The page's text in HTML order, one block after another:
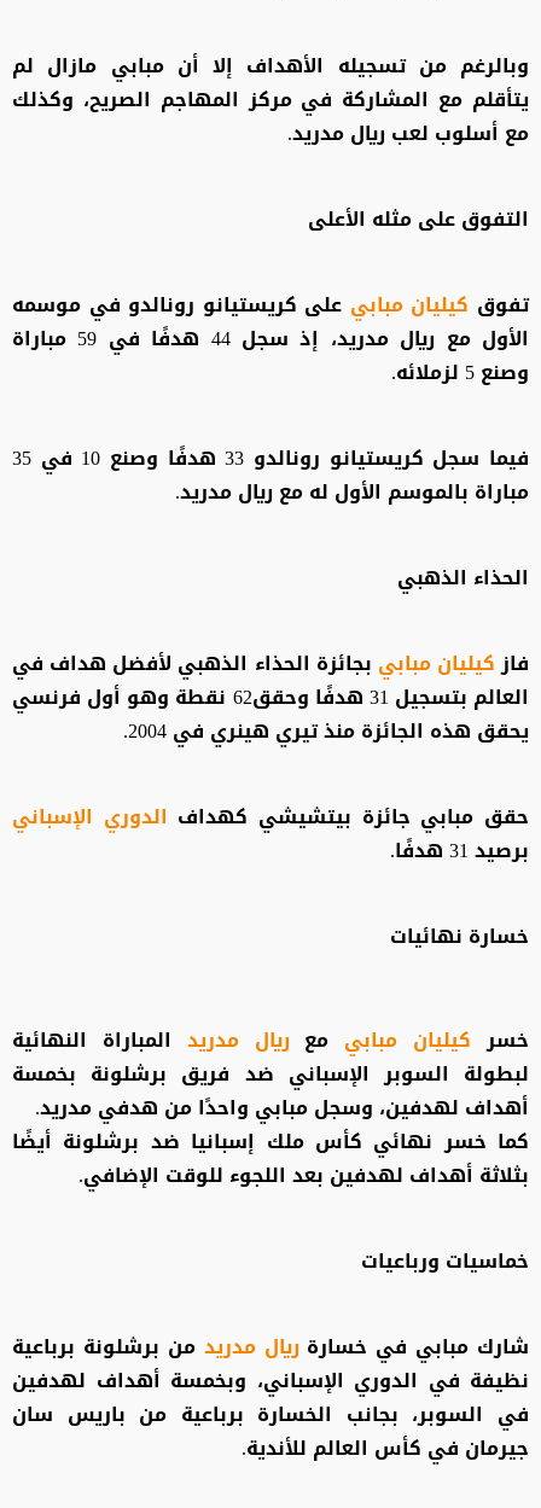
وبالرغم من تسجيله الأهداف إلا أن مبابي مازال لم
يتأقلم مع المشاركة في مركز المهاجم الصريح، وكذلك
مع أسلوب لعب ريال مدريد.
التفوق على مثله الأعلى
تفوق كيليان مبابي على كريستيانو رونالدو في موسمه
الأول مع ريال مدريد، إذ سجل 44 هدفًا في 59 مباراة
وصنع 5 لزملائه.
فيما سجل كريستيانو رونالدو 33 هدفًا وصنع 10 في 35
مباراة بالموسم الأول له مع ريال مدريد.
الحذاء الذهبي
فازكيليان مبابي بجائزة الحذاء الذهبي لأفضل هداف في
العالم بتسجيل 31 هدفًا وحقق62 نقطة وهو أول فرنسي
يحقق هذه الجائزة منذ تيري هينري في 2004.
حقق مبابي جائزة بيتشيشي كهداف الدوري الإسباني
برصيد 31 هدفًا.
خسارة نهائيات
خسركيليان مبابي مع ريال مدريد المباراة النهائية
لبطولة السوبر الإسباني ضد فريق برشلونة بخمسة
أهداف لهدفين، وسجل مبابي واحدًا من هدفي مدريد.
كما خسر نهائي كأس ملك إسبانيا ضد برشلونة أيضًا
بثلاثة أهداف لهدفين بعد اللجوء للوقت الإضافي.
خماسيات ورباعيات
شارك مبابي في خسارة ريال مدريدمن برشلونة برباعية
نظيفة في الدوري الإسباني، وبخمسة أهداف لهدفين
في السوبر، بجانب الخسارة برباعية من باريس سان
جيرمان في كأس العالم للأندية.